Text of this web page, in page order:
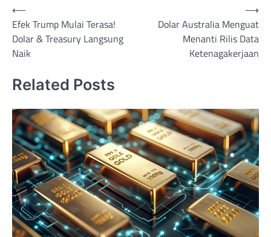
Post
navigation
⟵
Efek Trump Mulai Terasa!
Dolar & Treasury Langsung
Naik
Dolar Australia Menguat
Menanti Rilis Data
Ketenagakerjaan
⟶
Related Posts